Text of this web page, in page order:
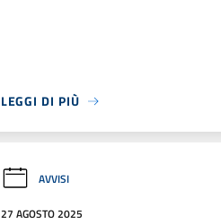
LEGGI DI PIÙ
AVVISI
27 AGOSTO 2025